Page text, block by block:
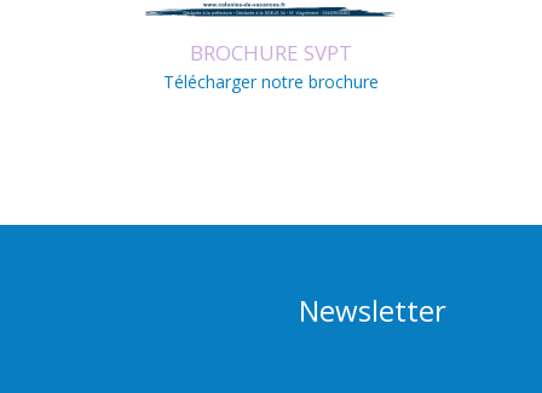
BROCHURE SVPT
Télécharger notre brochure
Newsletter